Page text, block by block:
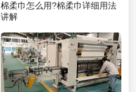
棉柔巾怎么用?棉柔巾详细用法
讲解